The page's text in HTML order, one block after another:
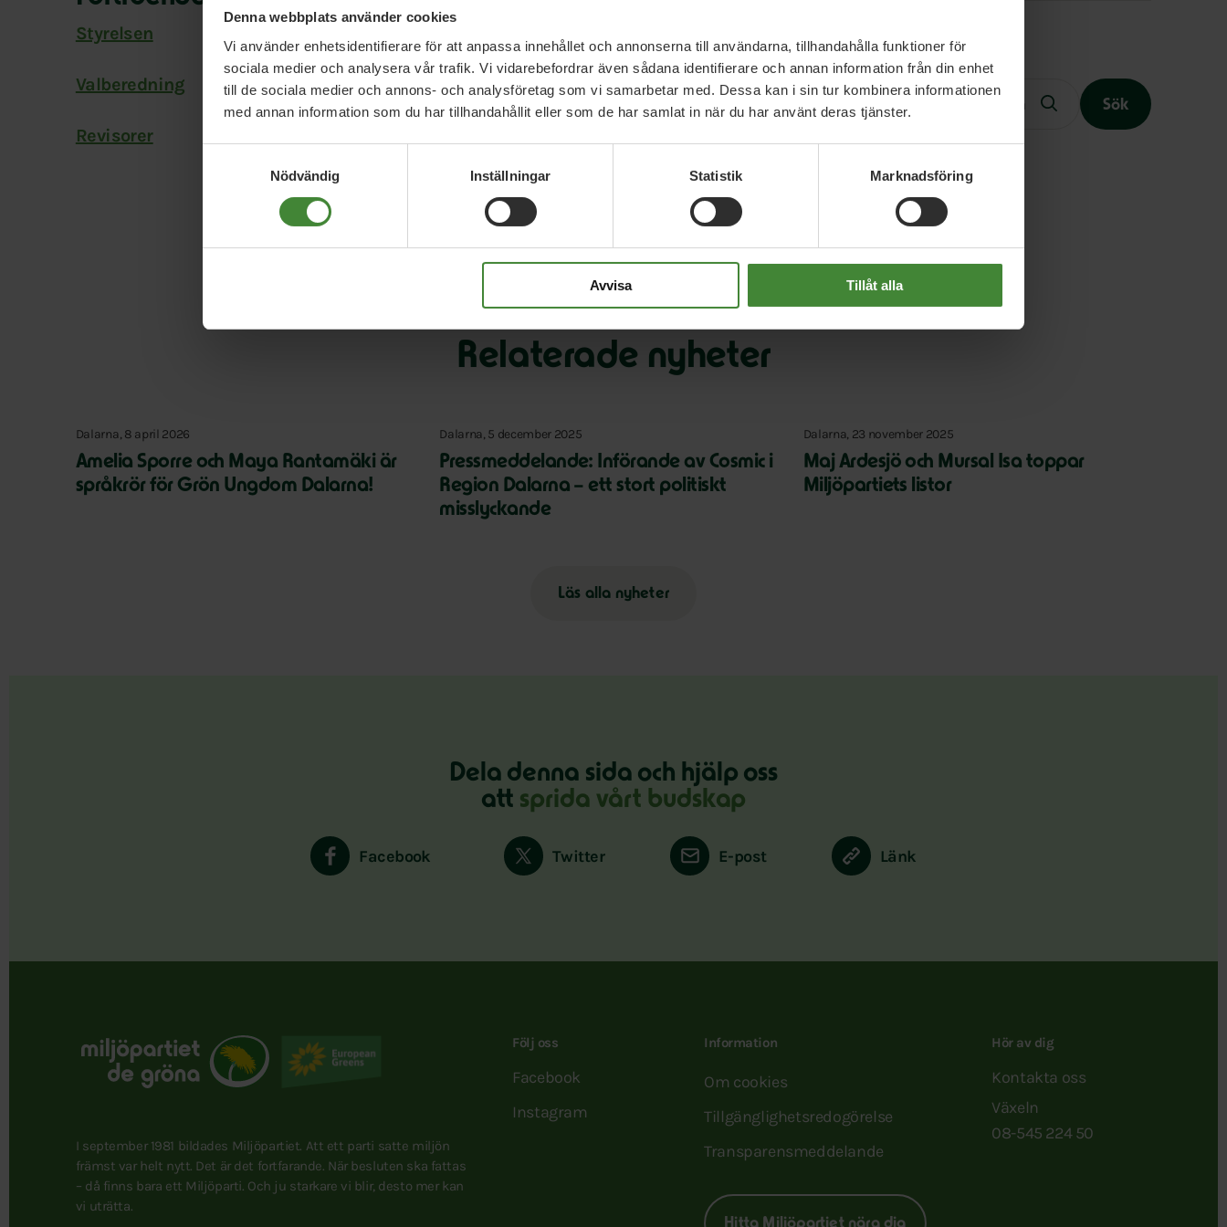
Denna webbplats använder cookies
Vi använder enhetsidentifierare för att anpassa innehållet och annonserna till användarna, tillhandahålla funktioner för
sociala medier och analysera vår trafik. Vi vidarebefordrar även sådana identifierare och annan information från din enhet
till de sociala medier och annons- och analysföretag som vi samarbetar med. Dessa kan i sin tur kombinera informationen
med annan information som du har tillhandahållit eller som de har samlat in när du har använt deras tjänster.
Nödvändig
Inställningar Statistik Marknadsföring
Avvisa Tillåt alla
Styrelsen
Valberedning
Revisorer
Fritext
Sök
Slutet på menyn
Relaterade nyheter
Dalarna, 8 april 2026
Amelia Sporre och Maya Rantamäki är
språkrör för Grön Ungdom Dalarna!
Dalarna, 5 december 2025
Pressmeddelande: Införande av Cosmic i
Region Dalarna – ett stort politiskt
misslyckande
Dalarna, 23 november 2025
Maj Ardesjö och Mursal Isa toppar
Miljöpartiets listor
Läs alla nyheter
Dela denna sida och hjälp oss
att sprida vårt budskap
Facebook Twitter E-post Länk
I september 1981 bildades Miljöpartiet. Att ett parti satte miljön
främst var helt nytt. Det är det fortfarande. När besluten ska fattas
– då finns bara ett Miljöparti. Och ju starkare vi blir, desto mer kan
vi uträtta.
Följ oss
Facebook
Instagram
Information
Om cookies
Tillgänglighetsredogörelse
Transparensmeddelande
Hör av dig
Kontakta oss
Växeln
08-545 224 50